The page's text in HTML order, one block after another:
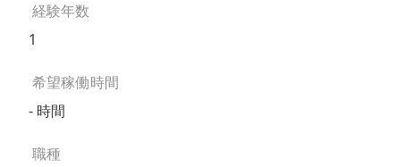
経験年数
1
希望稼働時間
- 時間
職種